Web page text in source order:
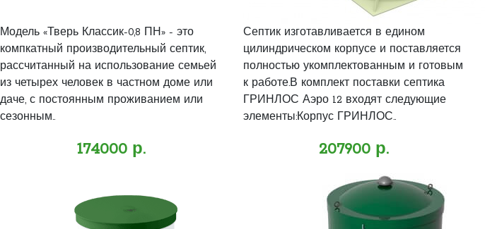
Модель «Тверь Классик-0,8 ПН» - это
компкатный производительный септик,
рассчитанный на использование семьей
из четырех человек в частном доме или
даче, с постоянным проживанием или
сезонным..
174000 р.
Септик изготавливается в едином
цилиндрическом корпусе и поставляется
полностью укомплектованным и готовым
к работе.В комплект поставки септика
ГРИНЛОС Аэро 12 входят следующие
элементы:Корпус ГРИНЛОС..
207900 р.